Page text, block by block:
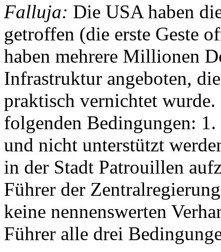
Falluja: Die USA haben
getroffen (die erste Geste
haben mehrere Millionen
Infrastruktur angeboten,
praktisch vernichtet
folgenden Bedingungen:
und nicht unterstützt
in der Stadt Patrouillen
Führer der
keine nennenswerten
Führer alle drei